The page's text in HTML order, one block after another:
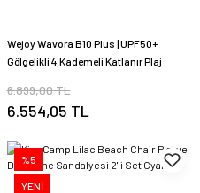
Wejoy Wavora B10 Plus | UPF50+
Gölgelikli 4 Kademeli Katlanır Plaj
6.899,00 TL
6.554,05 TL
%5
YENİ